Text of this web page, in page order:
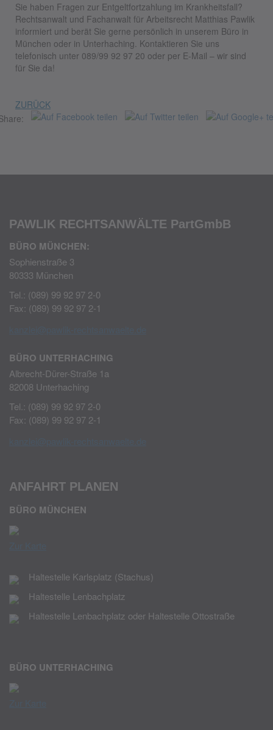
Sie haben Fragen zur Entgeltfortzahlung im Krankheitsfall?
Rechtsanwalt und Fachanwalt für Arbeitsrecht Matthias Pawlik
informiert und berät Sie gerne persönlich in unserem Büro in
München oder in Unterhaching. Kontaktieren Sie uns
telefonisch unter 089/99 92 97 20 oder per E-Mail – wir sind
für Sie da!
ZURÜCK
PAWLIK RECHTSANWÄLTE PartGmbB
BÜRO MÜNCHEN:
Sophienstraße 3
80333 München
Tel.: (089) 99 92 97 2-0
Fax: (089) 99 92 97 2-1
BÜRO UNTERHACHING
Albrecht-Dürer-Straße 1a
82008 Unterhaching
Tel.: (089) 99 92 97 2-0
Fax: (089) 99 92 97 2-1
ANFAHRT PLANEN
BÜRO MÜNCHEN
Haltestelle Karlsplatz (Stachus)
Haltestelle Lenbachplatz
Haltestelle Lenbachplatz oder Haltestelle Ottostraße
BÜRO UNTERHACHING